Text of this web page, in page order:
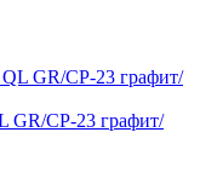
GR/CP-23 графит/